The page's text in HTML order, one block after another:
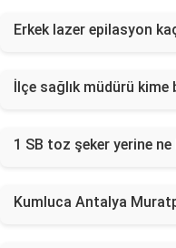
Erkek lazer epilasyon
İlçe sağlık müdürü kime
1 SB toz şeker yerine
Kumluca Antalya